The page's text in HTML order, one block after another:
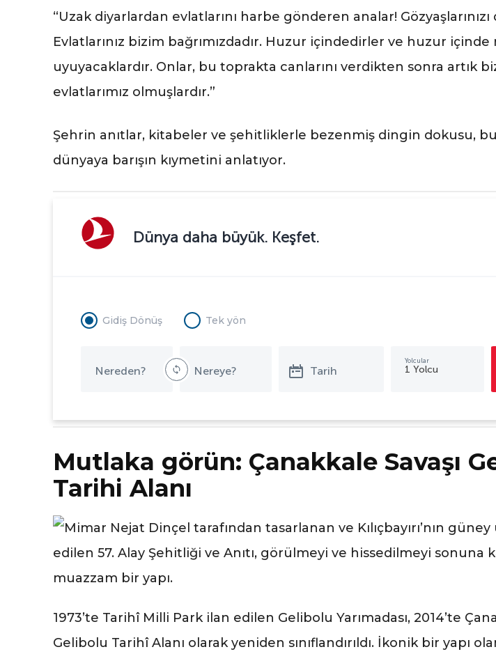
“Uzak diyarlardan evlatlarını harbe gönderen analar!
Evlatlarınız bizim bağrımızdadır. Huzur içindedirler ve huzur içinde
uyuyacaklardır. Onlar, bu toprakta canlarını verdikten sonra artık
evlatlarımız olmuşlardır.”
Şehrin anıtlar, kitabeler ve şehitliklerle bezenmiş dingin dokusu,
dünyaya barışın kıymetini anlatıyor.
Dünya daha büyük. Keşfet.
Gidiş Dönüş Tek yön
Mutlaka görün: Çanakkale Savaşı
Tarihi Alanı
1973’te Tarihî Milli Park ilan edilen Gelibolu Yarımadası, 2014’te
Gelibolu Tarihî Alanı olarak yeniden sınıflandırıldı. İkonik bir yapı